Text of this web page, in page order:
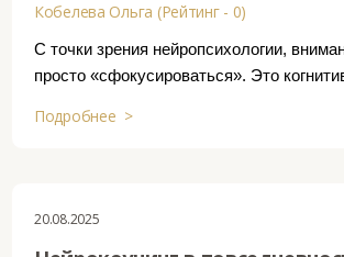
Кобелева Ольга (Рейтинг - 0)
С точки зрения нейропсихологии,
просто «сфокусироваться». Это
Подробнее >
20.08.2025